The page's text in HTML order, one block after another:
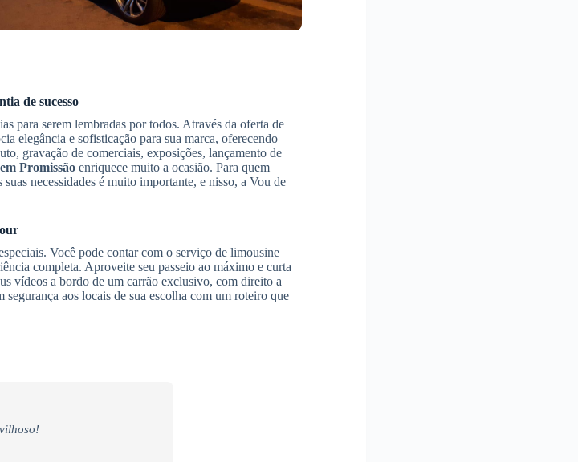
de sucesso
para serem lembradas por todos. Através da oferta de
elegância e sofisticação para sua marca, oferecendo
gravação de comerciais, exposições, lançamento de
em Promissão enriquece muito a ocasião. Para quem
necessidades é muito importante, e nisso, a Vou de
Você pode contar com o serviço de limousine
completa. Aproveite seu passeio ao máximo e curta
vídeos a bordo de um carrão exclusivo, com direito a
aos locais de sua escolha com um roteiro que